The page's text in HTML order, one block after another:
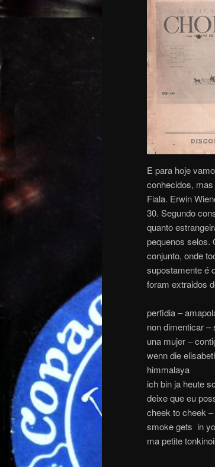
E para hoje
conhecidos,
Fiala. Erwin
30. Segundo
quanto
pequenos selos.
conjunto, onde
supostamente é
foram extraidos
perfidia –
non dimenticar –
una mujer –
wenn die
himmalaya
ich bin ja heute
deixe que eu
cheek to cheek
smoke gets in
ma petite